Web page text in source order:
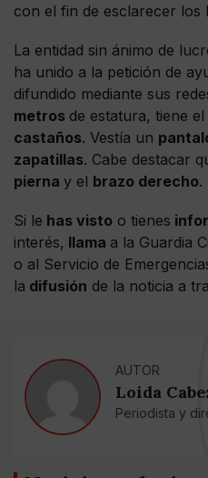
con el fin de esclarecer los
La entidad sin ánimo de
ha unido a la petición de
difundido mediante sus
metros de estatura, tiene el
castaños. Vestía un
zapatillas. Cabe destacar
pierna y el brazo derecho.
Si le has visto o tienes
interés, llama a la Guardia
o al Servicio de
la difusión de la noticia a
AUTOR
Loida
Periodista y